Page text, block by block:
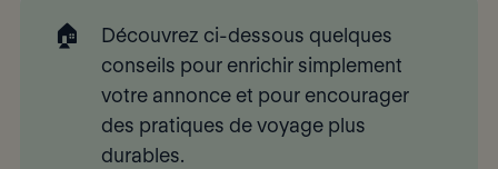
🏠
Découvrez ci-dessous quelques
conseils pour enrichir simplement
votre annonce et pour encourager
des pratiques de voyage plus
durables.